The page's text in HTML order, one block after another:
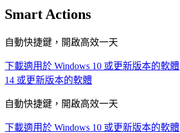
Smart Actions
自動快捷鍵，開啟高效一天
下載適用於 Windows 10 或更新版本的軟體
14 或更新版本的軟體
自動快捷鍵，開啟高效一天
下載適用於 Windows 10 或更新版本的軟體